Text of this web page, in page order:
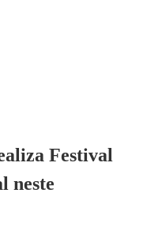
Festival
neste